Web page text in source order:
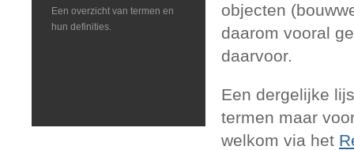
Een overzicht van termen en
hun definities.
objecten
daarom vooral
daarvoor.
Een dergelijke
termen maar
welkom via het